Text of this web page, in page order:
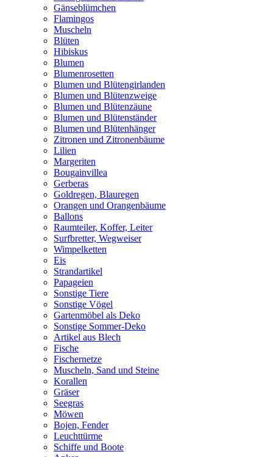
Gänseblümchen
Flamingos
Muscheln
Blüten
Hibiskus
Blumen
Blumenrosetten
Blumen und Blütengirlanden
Blumen und Blütenzweige
Blumen und Blütenzäune
Blumen und Blütenständer
Blumen und Blütenhänger
Zitronen und Zitronenbäume
Lilien
Margeriten
Bougainvillea
Gerberas
Goldregen, Blauregen
Orangen und Orangenbäume
Ballons
Raumteiler, Koffer, Leiter
Surfbretter, Wegweiser
Wimpelketten
Eis
Strandartikel
Papageien
Sonstige Tiere
Sonstige Vögel
Gartenmöbel als Deko
Sonstige Sommer-Deko
Artikel aus Blech
Fische
Fischernetze
Muscheln, Sand und Steine
Korallen
Gräser
Seegras
Möwen
Bojen, Fender
Leuchttürme
Schiffe und Boote